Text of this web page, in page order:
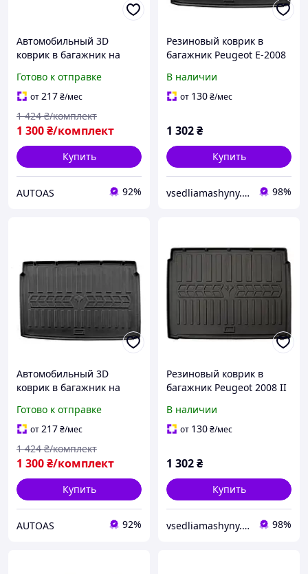
Автомобильный 3D
коврик в багажник на
Готово к отправке
от217₴/мес
1 300₴/комплект
1 424 ₴/комплект
Купить
AUTOAS 92%
Резиновый коврик в
багажник Peugeot E-2008
(Stingray), Пежо Е 2008
В наличии
от 130₴/мес
1 302₴
Купить
vsedliamashyny.in.ua 98%
Автомобильный 3D
коврик в багажник на
(2019-...)/PEUGEOT e-2008
(2019-...) (upper trunk)
Готово к отправке
от217₴/мес
1 300₴/комплект
1 424 ₴/комплект
Купить
AUTOAS 92%
Резиновый коврик в
багажник Peugeot 2008 II
(Stingray), Пежо 2008
В наличии
от 130₴/мес
1 302₴
Купить
vsedliamashyny.in.ua 98%